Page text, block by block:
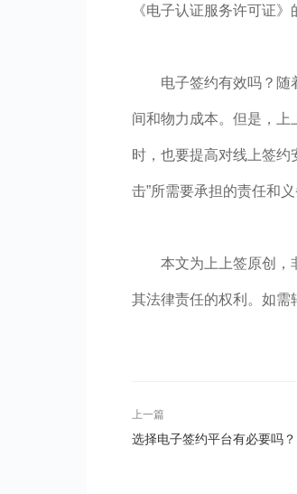
《电子认证服务许可证
电子签约有效吗？随
间和物力成本。但是，上
时，也要提高对线上签约
击”所需要承担的责任和
本文为上上签原创，
其法律责任的权利。如需
上一篇
选择电子签约平台有必要吗？